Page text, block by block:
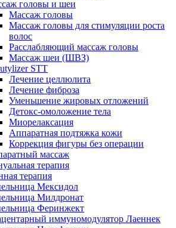
головы и шеи
Массаж головы
Массаж головы для стимуляции роста
волос
Расслабляющий массаж головы
Массаж шеи (ШВЗ)
STT
Лечение целлюлита
Лечение фиброза
Уменьшение жировых отложений
Детокс-омоложение тела
Миорелаксация
Аппаратная подтяжка кожи
Коррекция фигуры без операции
массаж
терапия
терапия
Мексидол
Милдронат
Феринжект
иммуномодулятор Лаеннек